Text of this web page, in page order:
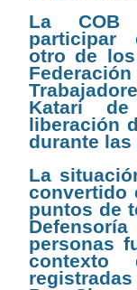
La COB
participar
otro de
Katari
liberación
durante
La
convertido
puntos de
personas
contexto